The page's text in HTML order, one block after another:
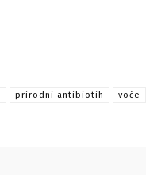
prirodni antibiotih voće